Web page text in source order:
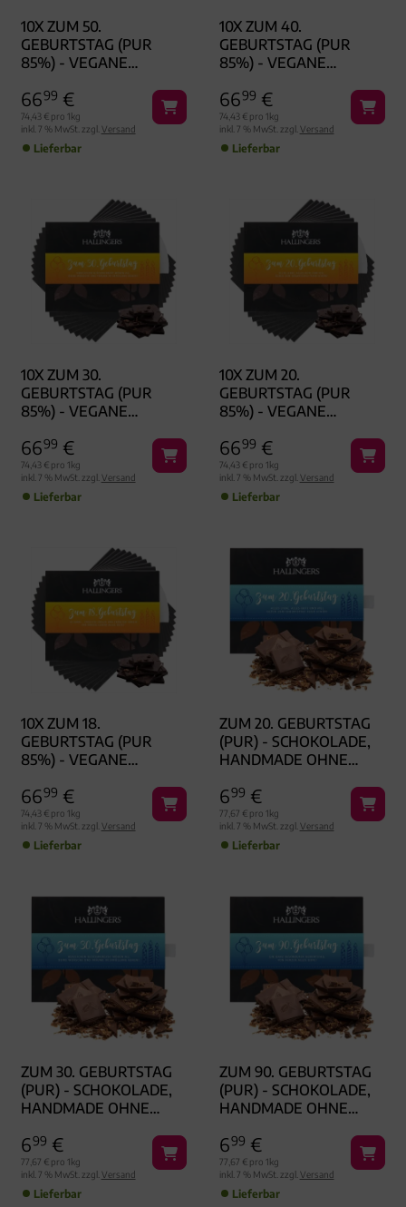
10X ZUM 50.
GEBURTSTAG (PUR
85%) - VEGANE
HANDMADE OHNE
ALKOHOL
6699 €
74,43 € pro 1kg
inkl. 7 % MwSt. zzgl. Versand
Lieferbar
10X ZUM 40.
GEBURTSTAG (PUR
85%) - VEGANE
HANDMADE OHNE
ALKOHOL
6699 €
74,43 € pro 1kg
inkl. 7 % MwSt. zzgl. Versand
Lieferbar
10X ZUM 30.
GEBURTSTAG (PUR
85%) - VEGANE
HANDMADE OHNE
ALKOHOL
6699 €
74,43 € pro 1kg
inkl. 7 % MwSt. zzgl. Versand
Lieferbar
10X ZUM 20.
GEBURTSTAG (PUR
85%) - VEGANE
HANDMADE OHNE
ALKOHOL
6699 €
74,43 € pro 1kg
inkl. 7 % MwSt. zzgl. Versand
Lieferbar
10X ZUM 18.
GEBURTSTAG (PUR
85%) - VEGANE
HANDMADE OHNE
ALKOHOL
6699 €
74,43 € pro 1kg
inkl. 7 % MwSt. zzgl. Versand
Lieferbar
ZUM 20. GEBURTSTAG
(PUR) - SCHOKOLADE,
HANDMADE OHNE
699 €
77,67 € pro 1kg
inkl. 7 % MwSt. zzgl. Versand
Lieferbar
ZUM 30. GEBURTSTAG
(PUR) - SCHOKOLADE,
HANDMADE OHNE
699 €
77,67 € pro 1kg
inkl. 7 % MwSt. zzgl. Versand
Lieferbar
ZUM 90. GEBURTSTAG
(PUR) - SCHOKOLADE,
HANDMADE OHNE
699 €
77,67 € pro 1kg
inkl. 7 % MwSt. zzgl. Versand
Lieferbar